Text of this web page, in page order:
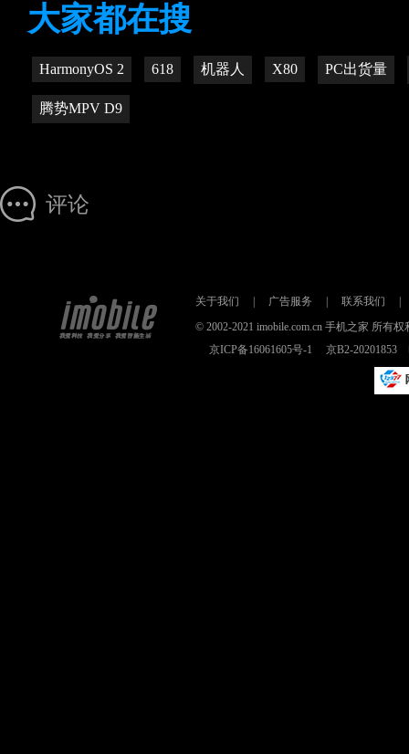
大家都在搜
HarmonyOS 2 618 机器人 X80 PC出货量
腾势MPV D9
评论
关于我们 广告服务 联系我们
© 2002-2021 imobile.com.cn 手机之家 所有
京ICP备16061605号-1
京B2-20201853